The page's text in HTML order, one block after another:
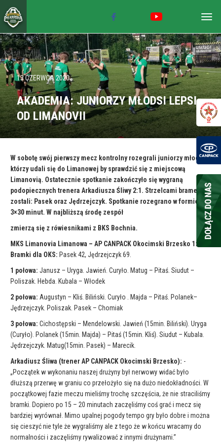
13 CZERWCA 2020
AKADEMIA: JUNIORZY MŁODSI LEPSI
OD LIMANOVII
W sobotę swój pierwszy mecz kontrolny rozegrali juniorzy młodsi,
którzy udali się do Limanowej by sprawdzić się z miejscową
Limanovią. Ostatecznie spotkanie zakończyło się wygraną
podopiecznych trenera Arkadiusza Śliwy 2:1. Strzelcami bramek
zostali: Pasek oraz Jędrzejczyk. Spotkanie rozegrano w formie
3×30 minut. W najbliższą środę zespół
zmierzą się z rówiesnikami z BKS Bochnia.
MKS Limanovia Limanowa – AP CANPACK Okocimski Brzesko 1:2
Bramki dla OKS: Pasek 42, Jędrzejczyk 69.
1 połowa:Janusz – Uryga. Jawień. Curyło. Matug – Pitaś. Siudut –
Poliszak. Hebda. Kubala – Włodek
2 połowa:Augustyn – Kliś. Biliński. Curyło . Majda – Pitaś. Polanek–
Jędrzejczyk. Poliszak. Pasek – Chomiak
3 połowa:Cichostępski – Mendelowski. Jawień (15min. Biliński). Uryga
(Curyło). Polanek (15min. Majda) – Pitaś (15min. Kliś). Siudut – Kubala.
Jędrzejczyk. Matug(15min. Pasek) – Marecik.
Arkadiusz Śliwa (trener AP CANPACK Okocimski Brzesko): -
„Początek w wykonaniu naszej drużyny był nerwowy widać było
dłuższą przerwę w graniu co przełożyło się na dużo niedokładności. W
początkowej fazie meczu mieliśmy trochę szczęścia, że nie straciliśmy
bramki. Dopiero po 15 – 20 minutach zaczęliśmy coś grać i mecz się
bardziej wyrównał. Mimo upalnej pogody tempo gry było dobre i można
się cieszyć nie tyle że wygraliśmy ale z tego że w końcu wracamy do
normalności i zaczęliśmy rywalizować z innymi drużynami.”